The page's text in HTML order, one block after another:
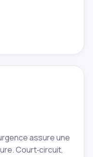
assure une
Court‑circuit,